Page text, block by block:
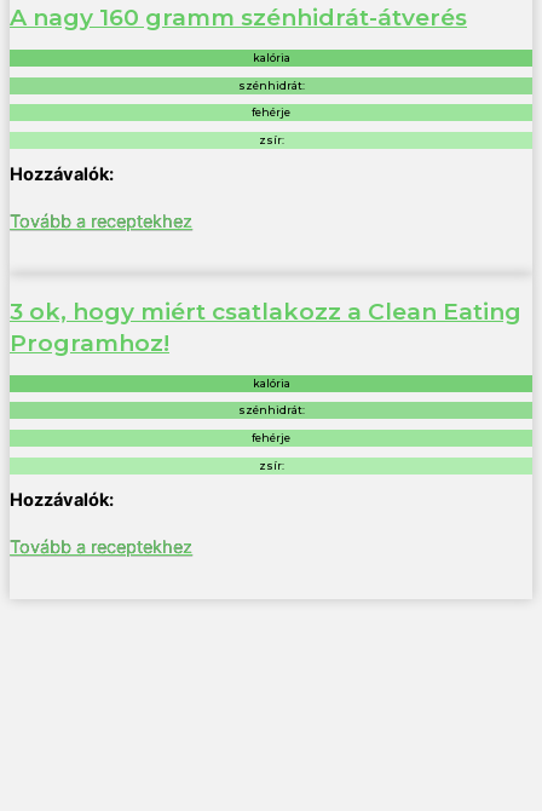
A nagy 160 gramm szénhidrát-átverés
kalória
szénhidrát:
fehérje
zsír:
Tovább a receptekhez
3 ok, hogy miért csatlakozz a Clean Eating
Programhoz!
kalória
szénhidrát:
fehérje
zsír:
Tovább a receptekhez